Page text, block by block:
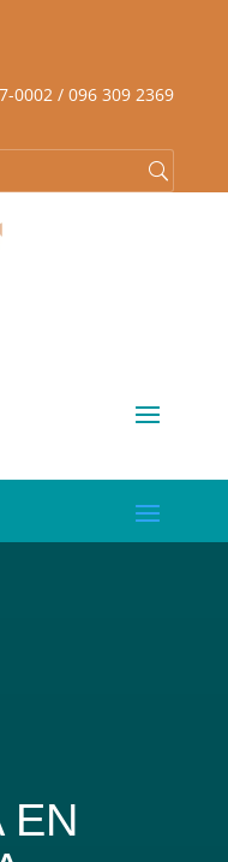
0002 / 096 309 2369
EN